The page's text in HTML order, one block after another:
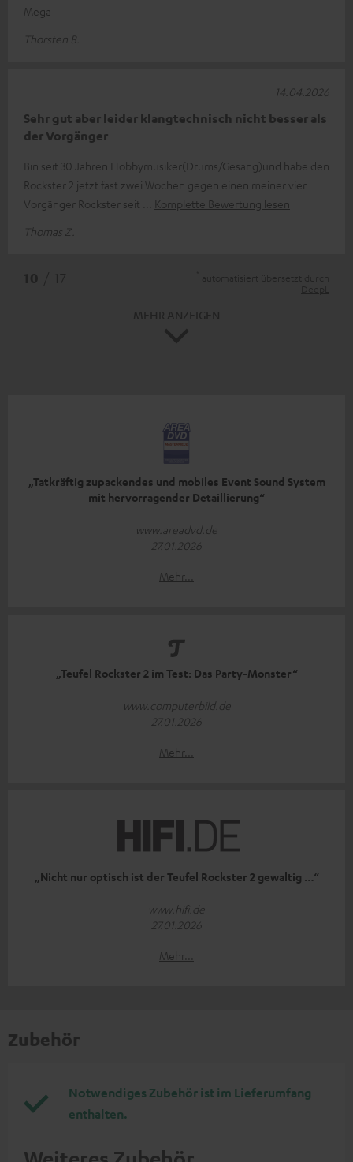
Mega
Thorsten B.
Sehr gut aber leider klangtechnisch nicht besser als
der Vorgänger
Bin seit 30 Jahren Hobbymusiker(Drums/Gesang)und habe den
Rockster 2 jetzt fast zwei Wochen gegen einen meiner vier
Vorgänger Rockster seit
Komplette Bewertung lesen
Thomas Z.
14.04.2026
„Tatkräftig zupackendes und mobiles Event Sound System
mit hervorragender Detaillierung“
www.areadvd.de
27.01.2026
Mehr...
„Teufel Rockster 2 im Test: Das Party-Monster“
www.computerbild.de
27.01.2026
Mehr...
„Nicht nur optisch ist der Teufel Rockster 2 gewaltig …“
www.hifi.de
27.01.2026
Mehr...
Zubehör
Notwendiges Zubehör ist im Lieferumfang
enthalten.